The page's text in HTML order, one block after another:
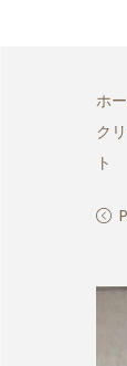
ホ
ク
ト